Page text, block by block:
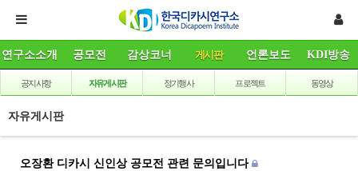
연구소소개 공모전 감상코너 게시판 언론보도 KDI방송
공지사항 자유게시판 정기행사 프로젝트 동영상
자유게시판
오장환 디카시 신인상 공모전 관련 문의입니다